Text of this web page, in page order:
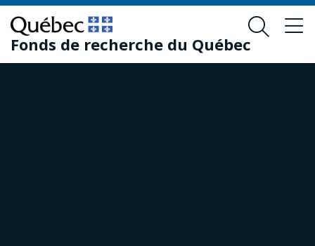
Passer
au
contenu
principal
Passer
au
pied
de
Fonds de recherche du Québec